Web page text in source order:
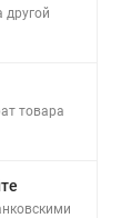
другой
товара